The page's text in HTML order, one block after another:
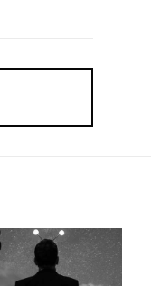
AMPHI FESTIVAL